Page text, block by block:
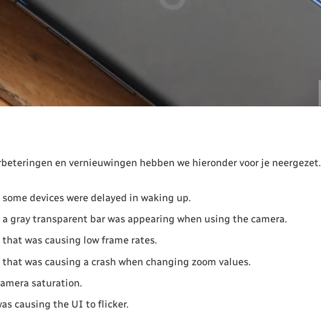
en vernieuwingen hebben we hieronder voor je neergezet.
devices were delayed in waking up.
gray transparent bar was appearing when using the camera.
that was causing low frame rates.
was causing a crash when changing zoom values.
saturation.
causing the UI to flicker.